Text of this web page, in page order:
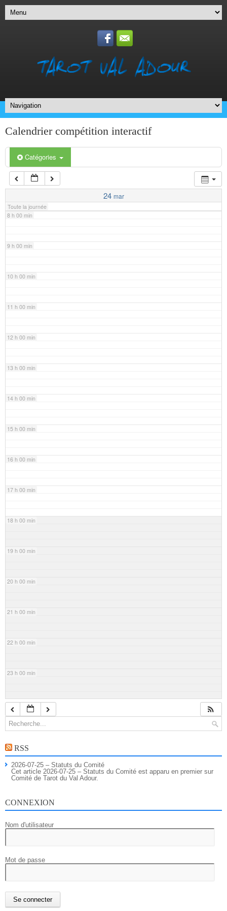
Calendrier compétition interactif
Catégories
24 mar
Toute la journée
6 h 00 min
7 h 00 min
8 h 00 min
9 h 00 min
10 h 00 min
11 h 00 min
12 h 00 min
13 h 00 min
14 h 00 min
15 h 00 min
16 h 00 min
17 h 00 min
18 h 00 min
19 h 00 min
20 h 00 min
21 h 00 min
22 h 00 min
23 h 00 min
RSS
2026-07-25 – Statuts du Comité
Cet article 2026-07-25 – Statuts du Comité est apparu en premier sur
Comité de Tarot du Val Adour.
CONNEXION
Nom d'utilisateur
Mot de passe